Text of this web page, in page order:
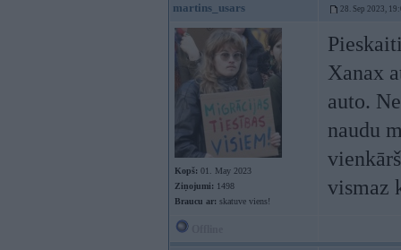
martins_usars 28. Sep 2023,
Kopš: 01. May 2023
Ziņojumi: 1498
Braucu ar: skatuve viens!
Xanax
auto.
naudu
vismaz